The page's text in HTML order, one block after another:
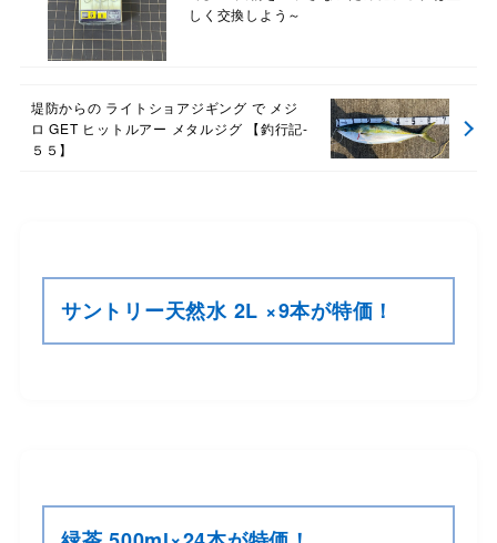
しく交換しよう～
堤防からの ライトショアジギング で メジ
ロ GET ヒットルアー メタルジグ 【釣行記-
５５】
サントリー天然水 2L ×9本が特価！